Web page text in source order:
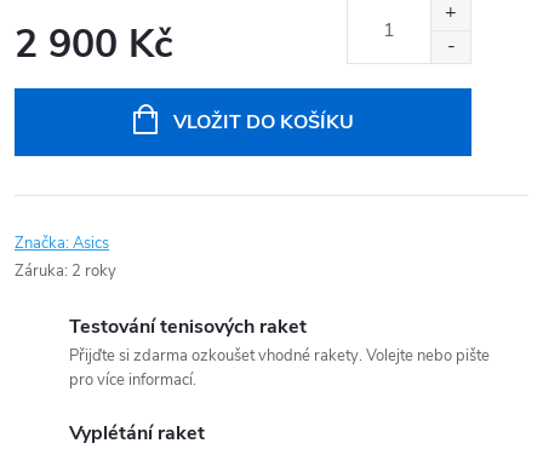
2 900 Kč
VLOŽIT DO KOŠÍKU
Značka:Asics
Záruka: 2 roky
Testování tenisových raket
Přijďte si zdarma ozkoušet vhodné rakety. Volejte nebo pište
pro více informací.
Vyplétání raket